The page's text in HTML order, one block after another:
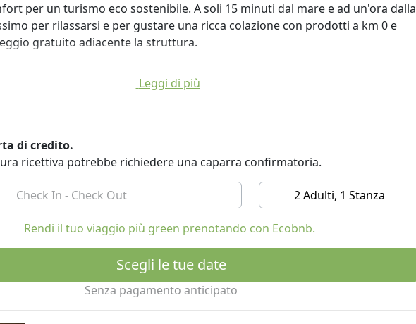
per un turismo eco sostenibile. A soli 15 minuti dal mare e ad un'ora dalla
per rilassarsi e per gustare una ricca colazione con prodotti a km 0 e
gratuito adiacente la struttura.
Leggi di più
di credito.
ricettiva potrebbe richiedere una caparra confirmatoria.
2 Adulti, 1 Stanza
Rendi il tuo viaggio più green prenotando con Ecobnb.
Scegli le tue date
Senza pagamento anticipato